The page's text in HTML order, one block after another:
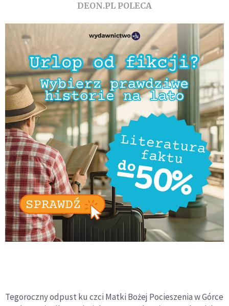
DEON.PL POLECA
Tegoroczny odpust ku czci Matki Bożej Pocieszenia w Górce